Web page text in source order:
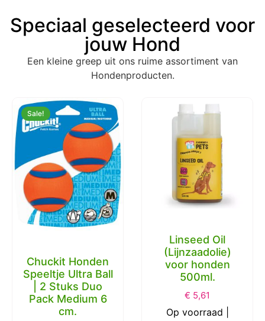
Speciaal geselecteerd voor
jouw Hond
Een kleine greep uit ons ruime assortiment van
Hondenproducten.
Sale!
Chuckit Honden
Speeltje Ultra Ball
| 2 Stuks Duo
Pack Medium 6
cm.
Linseed Oil
(Lijnzaadolie)
voor honden
500ml.
€ 5,61
Op voorraad |